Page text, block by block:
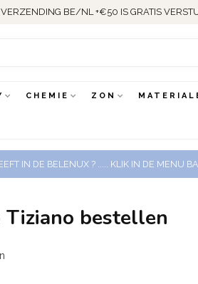
VERZENDING BE/NL +€50 IS GRATIS
CHEMIE ZON
IN DE BELENUX ? ..... KLIK IN DE MENU
bestellen